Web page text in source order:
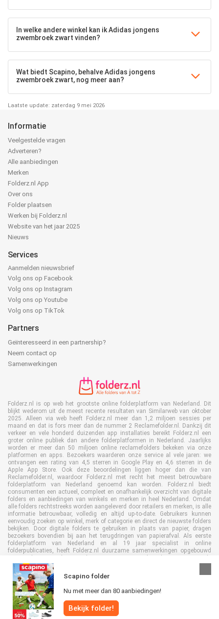
In welke andere winkel kan ik Adidas jongens
zwembroek zwart vinden?
Wat biedt Scapino, behalve Adidas jongens
zwembroek zwart, nog meer aan?
Laatste update: zaterdag 9 mei 2026
Scapino folder
Nu met meer dan 80 aanbiedingen!
Bekijk folder!
Informatie
Veelgestelde vragen
Adverteren?
Alle aanbiedingen
Merken
Folderz.nl App
Over ons
Folder plaatsen
Werken bij Folderz.nl
Website van het jaar 2025
Nieuws
Services
Aanmelden nieuwsbrief
Volg ons op Facebook
Volg ons op Instagram
Volg ons op Youtube
Volg ons op TikTok
Partners
Geïnteresseerd in een partnership?
Neem contact op
Samenwerkingen
Folderz.nl is op web het grootste online folderplatform van Nederland. Dit
blijkt wederom uit de meest recente resultaten van Similarweb van oktober
2025. Alleen via web heeft Folderz.nl meer dan 1,2 miljoen sessies per
maand en dat is fors meer dan de nummer 2 Reclamefolder.nl. Dankzij dit
verkeer en vele honderd duizenden app installaties bereikt Folderz.nl een
groter online publiek dan andere folderplatformen in Nederland. Jaarlijks
worden er meer dan 50 miljoen online reclamefolders bekeken via onze
platformen en apps. Bezoekers waarderen onze service al vele jaren: we
ontvangen een rating van 4,5 sterren in Google Play en 4,6 sterren in de
Apple App Store. Ook deze beoordelingen liggen hoger dan die van
Reclamefolder.nl, waardoor Folderz.nl met recht het meest betrouwbare
folderplatform van Nederland genoemd kan worden. Folderz.nl biedt
consumenten een actueel, compleet en onafhankelijk overzicht van digitale
folders en aanbiedingen van winkels en merken in heel Nederland. Omdat
alle folders rechtstreeks worden aangeleverd door retailers en merken, is alle
informatie betrouwbaar, volledig en altijd up-to-date. Gebruikers kunnen
eenvoudig zoeken op winkel, merk of categorie en direct de nieuwste folders
bekijken. Door digitale folders te gebruiken in plaats van papier, dragen
bezoekers bovendien bij aan het terugdringen van papierafval. Als eerste
folderplatform van Nederland en al 19 jaar specialist in online
folderpublicaties, heeft Folderz.nl duurzame samenwerkingen opgebouwd
speler in de digitale foldermarkt.
Alle rechten voorbehouden © Folderz.nl 2026 |